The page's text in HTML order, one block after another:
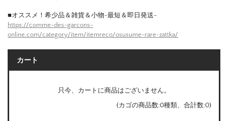
■オススメ！希少品＆雑貨＆小物-最短＆即日発送-
https://comme-des-garcons-
online.com/category/item/itemreco/osusume-rare-zattka/
カート
只今、カートに商品はございません。
(カゴの商品数:0種類、合計数:0)